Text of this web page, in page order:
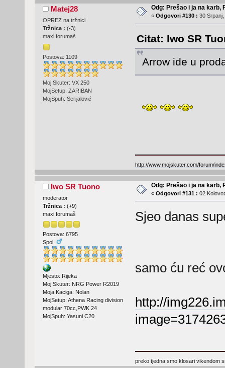
Matej28
OPREZ na tržnici
Tržnica : (-3)
maxi forumaš
Postova: 1109
Moj Skuter: VX 250
MojSetup: ZARIBAN
MojSpuh: Serijalović
Odg: Prešao i ja na karb,
« Odgovori #130 : 30
Citat: Iwo SR
Arrow ide u
http://www.mojskuter.com/forum/
Iwo SR Tuono
moderator
Tržnica : (+9)
maxi forumaš
Postova: 6795
Spol:
Mjesto: Rijeka
Moj Skuter: NRG Power R2019
Moja Kaciga: Nolan
MojSetup: Athena Racing division
modular 70cc,PWK 24
MojSpuh: Yasuni C20
Odg: Prešao i ja na karb,
« Odgovori #131 : 02
Sjeo danas
samo ću reć
http://
preko tjedna smo klosari vikendom